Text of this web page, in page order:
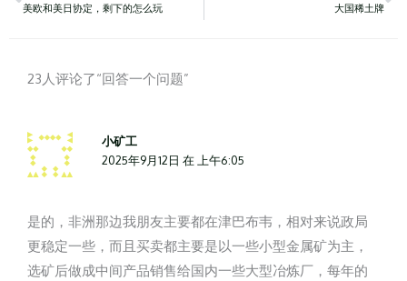
美欧和美日协定，剩下的怎么玩 大国稀土牌
23人评论了“回答一个问题”
小矿工
2025年9月12日 在 上午6:05
是的，非洲那边我朋友主要都在津巴布韦，相对来说政局
更稳定一些，而且买卖都主要是以一些小型金属矿为主，
选矿后做成中间产品销售给国内一些大型冶炼厂，每年的